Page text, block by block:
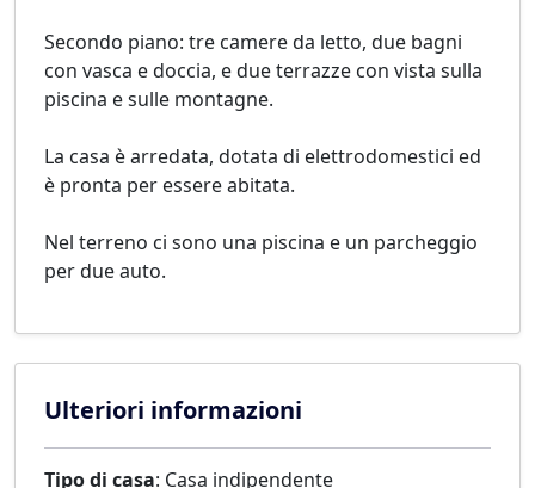
Secondo piano: tre camere da letto, due bagni
con vasca e doccia, e due terrazze con vista sulla
piscina e sulle montagne.
La casa è arredata, dotata di elettrodomestici ed
è pronta per essere abitata.
Nel terreno ci sono una piscina e un parcheggio
per due auto.
Ulteriori informazioni
Tipo di casa: Casa indipendente